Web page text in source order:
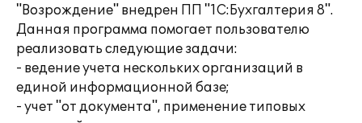
"Возрождение" внедрен ПП "1С:Бухгалтерия 8".
Данная программа помогает пользователю
реализовать следующие задачи:
- ведение учета нескольких организаций в
единой информационной базе;
- учет "от документа", применение типовых